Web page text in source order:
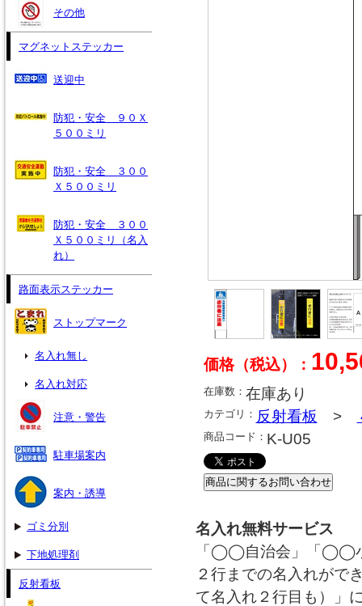
価格（税込）：
在庫数： 在庫あり
カテゴリ： 反射看板 >
商品コード： K-U05
名入れ無料サービス
「◯◯自治会」「◯◯小
２行までの名入れがで
て名入れ２行目も）」
その他
マグネットステッカー
送迎中
防犯・安全 ９０Ｘ
５００ミリ
防犯・安全 ３００
Ｘ５００ミリ
防犯・安全 ３００
Ｘ５００ミリ（名入
れ）
路面表示ステッカー
ストップマーク
名入れ無し
名入れ対応
注意・警告
駐車場案内
案内・誘導
ゴミ分別
下地処理剤
反射看板